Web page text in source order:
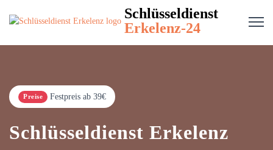
Schlüsseldienst
Erkelenz-24
Preise Festpreis ab 39€
Schlüsseldienst Erkelenz